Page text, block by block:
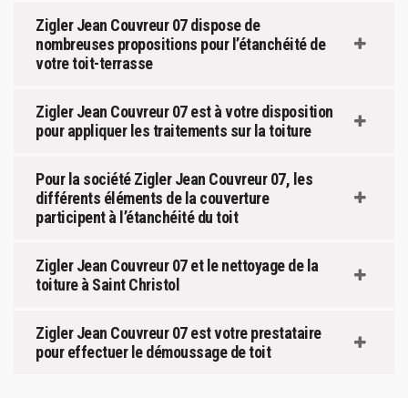
Zigler Jean Couvreur 07 dispose de
nombreuses propositions pour l’étanchéité de
votre toit-terrasse
Zigler Jean Couvreur 07 est à votre disposition
pour appliquer les traitements sur la toiture
Pour la société Zigler Jean Couvreur 07, les
différents éléments de la couverture
participent à l’étanchéité du toit
Zigler Jean Couvreur 07 et le nettoyage de la
toiture à Saint Christol
Zigler Jean Couvreur 07 est votre prestataire
pour effectuer le démoussage de toit